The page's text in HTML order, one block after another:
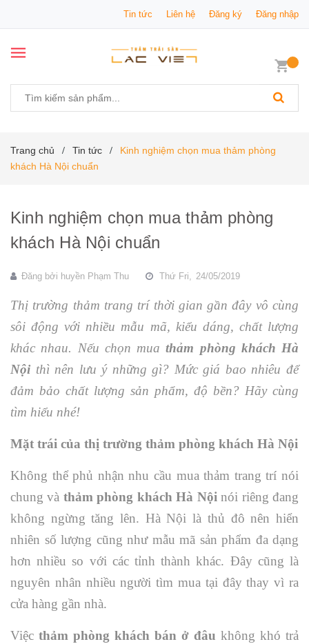
Tin tức Liên hệ Đăng ký Đăng nhập
Trang chủ / Tin tức /
Kinh nghiệm chọn mua thảm phòng
khách Hà Nội chuẩn
Kinh nghiệm chọn mua thảm phòng
khách Hà Nội chuẩn
Đăng bởi huyền Phạm Thu Thứ Fri, 24/05/2019
Thị trường thảm trang trí thời gian gần đây vô cùng
sôi động với nhiều mẫu mã, kiểu dáng, chất lượng
khác nhau. Nếu chọn muathảm phòng khách Hà
Nội thì nên lưu ý những gì? Mức giá bao nhiêu để
đảm bảo chất lượng sản phẩm, độ bền? Hãy cùng
tìm hiểu nhé!
Mặt trái của thị trường thảm phòng khách Hà Nội
Không thể phủ nhận nhu cầu mua thảm trang trí nói
chung và thảm phòng khách Hà Nộinói riêng đang
không ngừng tăng lên. Hà Nội là thủ đô nên hiển
nhiên số lượng cũng như mẫu mã sản phẩm đa dạng
hơn nhiều so với các tỉnh thành khác. Đây cũng là
nguyên nhân nhiều người tìm mua tại đây thay vì ra
cửa hàng gần nhà.
Việc thảm phòng khách bán ở đâu không khó trả